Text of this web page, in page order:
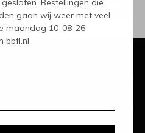
Bestellingen die
gaan wij weer met veel
maandag 10-08-26
bbfl.nl
ABONNEER